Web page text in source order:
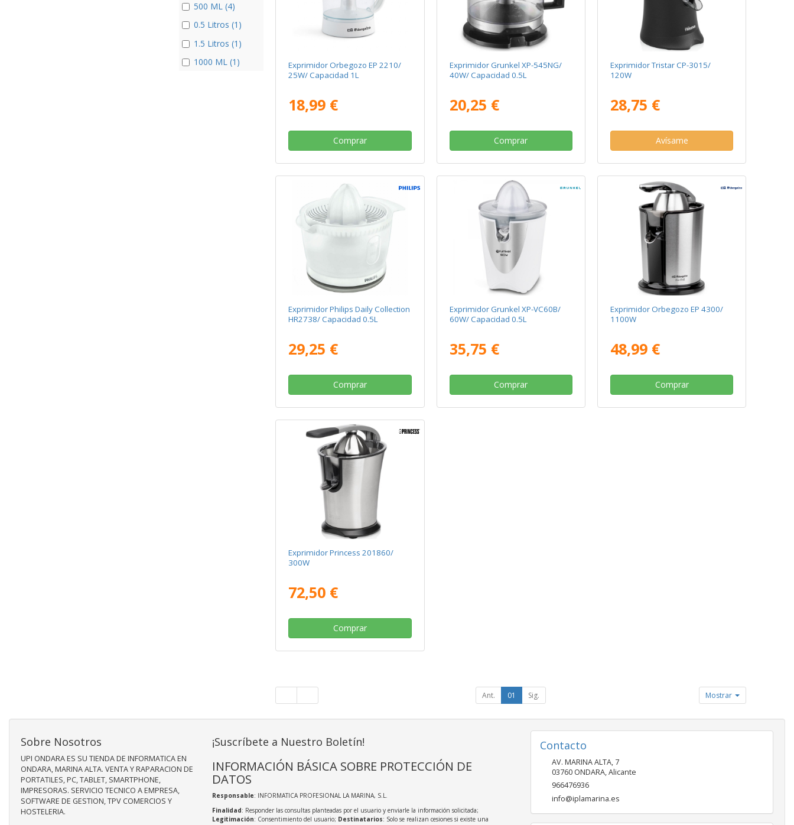
500 ML (4)
0.5 Litros (1)
1.5 Litros (1)
1000 ML (1)
Exprimidor Orbegozo EP 2210/
25W/ Capacidad 1L
18,99 €
Comprar
Exprimidor Grunkel XP-545NG/
40W/ Capacidad 0.5L
20,25 €
Comprar
Exprimidor Tristar CP-3015/
120W
28,75 €
Avísame
Exprimidor Philips Daily Collection
HR2738/ Capacidad 0.5L
29,25 €
Comprar
Exprimidor Grunkel XP-VC60B/
60W/ Capacidad 0.5L
35,75 €
Comprar
Exprimidor Orbegozo EP 4300/
1100W
48,99 €
Comprar
Exprimidor Princess 201860/
300W
72,50 €
Comprar
Ant. 01 Sig. Mostrar
Sobre Nosotros
UPI ONDARA ES SU TIENDA DE INFORMATICA EN
ONDARA, MARINA ALTA. VENTA Y RAPARACION DE
PORTATILES, PC, TABLET, SMARTPHONE,
IMPRESORAS. SERVICIO TECNICO A EMPRESA,
SOFTWARE DE GESTION, TPV COMERCIOS Y
HOSTELERIA.
¡Suscríbete a Nuestro Boletín!
INFORMACIÓN BÁSICA SOBRE PROTECCIÓN DE
DATOS
Responsable: INFORMATICA PROFESIONAL LA MARINA, S.L.
Finalidad: Responder las consultas planteadas por el usuario y enviarle la información solicitada;
Legitimación: Consentimiento del usuario; Destinatarios: Solo se realizan cesiones si existe una
Contacto
AV. MARINA ALTA, 7
03760 ONDARA,Alicante
966476936
info@iplamarina.es